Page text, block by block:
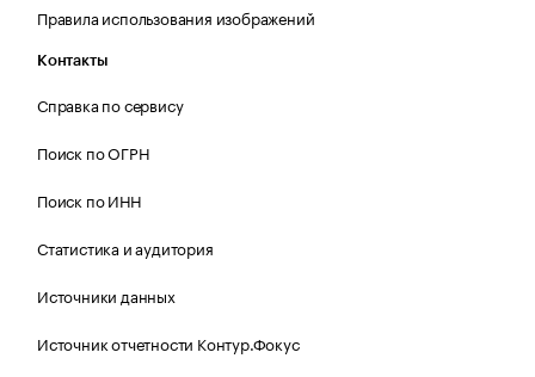
Правила использования изображений
Контакты
Справка по сервису
Поиск по ОГРН
Поиск по ИНН
Статистика и аудитория
Источники данных
Источник отчетности Контур.Фокус